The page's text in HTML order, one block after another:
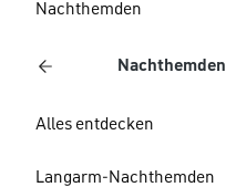
Nachthemden
Nachthemden
Alles entdecken
Langarm-Nachthemden